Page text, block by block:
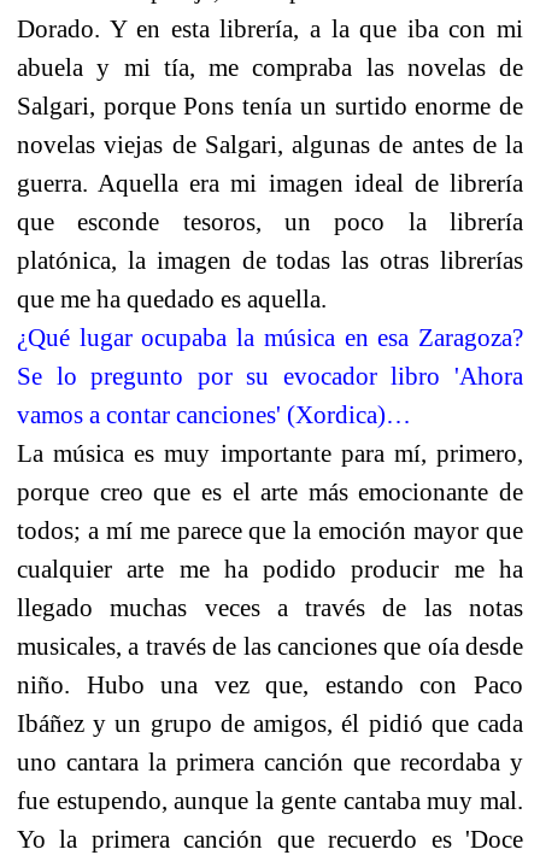
Dorado. Y en esta librería, a la que iba con mi
abuela y mi tía, me compraba las novelas de
Salgari, porque Pons tenía un surtido enorme de
novelas viejas de Salgari, algunas de antes de la
guerra. Aquella era mi imagen ideal de librería
que esconde tesoros, un poco la librería
platónica, la imagen de todas las otras librerías
que me ha quedado es aquella.
¿Qué lugar ocupaba la música en esa Zaragoza?
Se lo pregunto por su evocador libro 'Ahora
vamos a contar canciones' (Xordica)…
La música es muy importante para mí, primero,
porque creo que es el arte más emocionante de
todos; a mí me parece que la emoción mayor que
cualquier arte me ha podido producir me ha
llegado muchas veces a través de las notas
musicales, a través de las canciones que oía desde
niño. Hubo una vez que, estando con Paco
Ibáñez y un grupo de amigos, él pidió que cada
uno cantara la primera canción que recordaba y
fue estupendo, aunque la gente cantaba muy mal.
Yo la primera canción que recuerdo es 'Doce